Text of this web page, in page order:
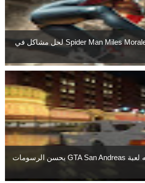
تحديث جديد للعبة Spider Man Miles Morales لحل مشاكل في
مود جديد تحصل عليه لعبة GTA San Andreas يحسن الرسومات